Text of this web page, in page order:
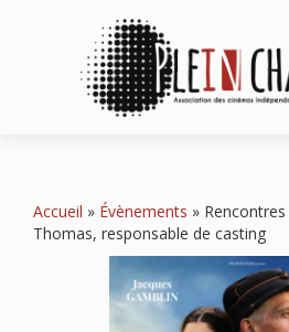
Accueil » Évènements »
Thomas, responsable de casting